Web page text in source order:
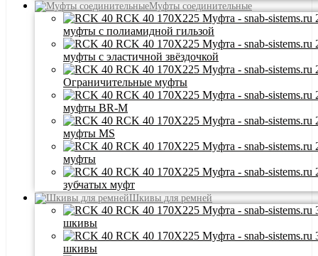
Муфты соединительные
муфты с полиамидной гильзой
муфты с эластичной звёздочкой
Ограничительные муфты
муфты BR-M
муфты MS
муфты
зубчатых муфт
Шкивы для ремней
шкивы
шкивы